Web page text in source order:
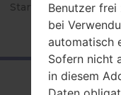
Startseite →Serie →
Benutzer
bei
automatisch
Sofern nicht
in diesem